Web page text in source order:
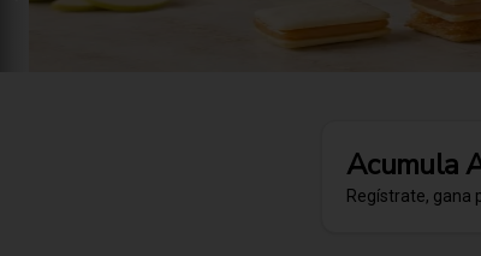
Acumula
Regístrate, gana